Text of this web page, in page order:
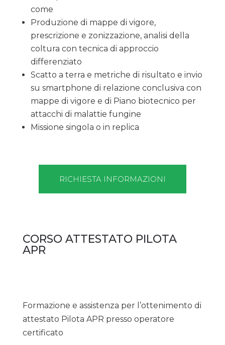
come
Produzione di mappe di vigore,
prescrizione e zonizzazione, analisi della
coltura con tecnica di approccio
differenziato
Scatto a terra e metriche di risultato e invio
su smartphone di relazione conclusiva con
mappe di vigore e di Piano biotecnico per
attacchi di malattie fungine
Missione singola o in replica
RICHIESTA INFORMAZIONI
CORSO ATTESTATO PILOTA
APR
Formazione e assistenza per l’ottenimento di
attestato Pilota APR presso operatore
certificato